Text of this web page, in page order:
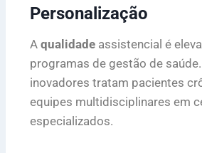
Personalização
A qualidade assistencial é
programas de gestão de
inovadores tratam pacientes
equipes multidisciplinares em
especializados.